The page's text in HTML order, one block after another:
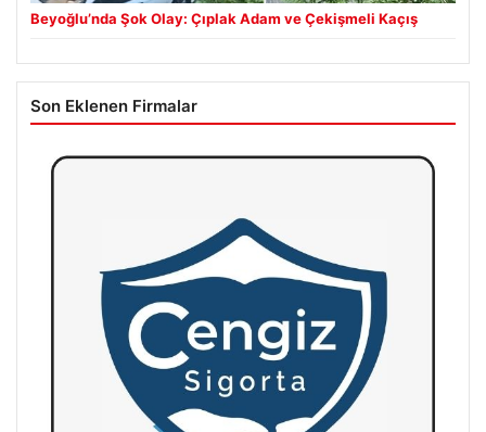
Beyoğlu’nda Şok Olay: Çıplak Adam ve Çekişmeli Kaçış
Son Eklenen Firmalar